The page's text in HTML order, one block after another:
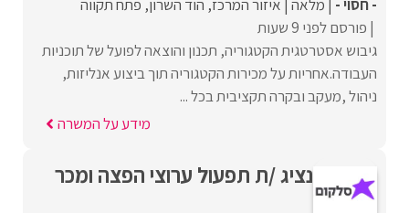
- חסוי - מלאה איזור המרכז הוד השרון פתח תקווה
פורסם לפני 9 שעות
גיבוש אסטרטגית הקטגוריה, תכנון והוצאה לפועל של תוכניות
העבודה.אחריות על מכירות הקטגוריה תוך ביצוע אנליזות,
ניהול ,מעקב ובקרה תקציבית בכל ...
מידע על המשרה
נציג /ת תפעול ערוצי הפצה ומכר